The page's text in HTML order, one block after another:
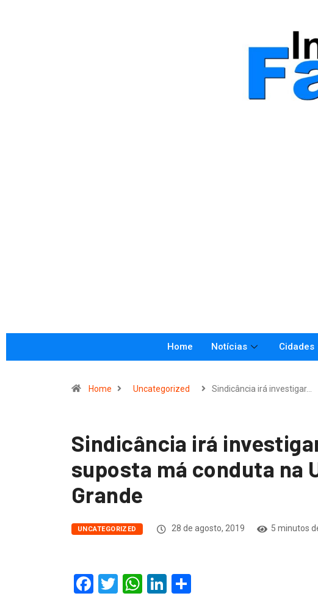
Home Notícias Cidades
Home Uncategorized Sindicância irá investigar…
Sindicância irá
suposta má conduta na
Grande
UNCATEGORIZED 28 de agosto, 2019 5 minutos
Facebook
Twitter
WhatsApp
LinkedIn